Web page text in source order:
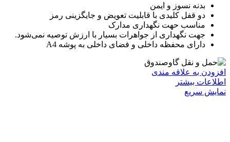
بدنه نسوز و ایمن
دو قفل کلیدی با قابلیت تعویض و جایگزینی رمز
مناسب حهت نگهداری مدارک
جهت نگهداری از جواهرات بسیار با ارزش توصیه نمی‌شود.
دارای محفظه داخلی و فضای داخلی به پوشه A4
افزودن به علاقه مندی
اطلاعات بیشتر
نمایش سریع